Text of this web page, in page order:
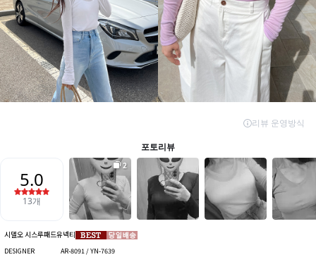
시델오 시스루패드유넥티
DESIGNER AR-8091 / YN-7639